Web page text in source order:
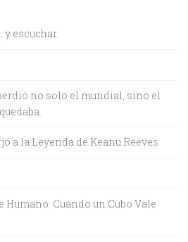
escuchar.
no solo el mundial, sino el
a la Leyenda de Keanu Reeves
Cuando un Cubo Vale